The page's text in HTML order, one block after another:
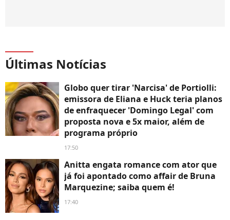
Últimas Notícias
Globo quer tirar 'Narcisa' de Portiolli:
emissora de Eliana e Huck teria planos
de enfraquecer 'Domingo Legal' com
proposta nova e 5x maior, além de
programa próprio
17:50
Anitta engata romance com ator que
já foi apontado como affair de Bruna
Marquezine; saiba quem é!
17:40